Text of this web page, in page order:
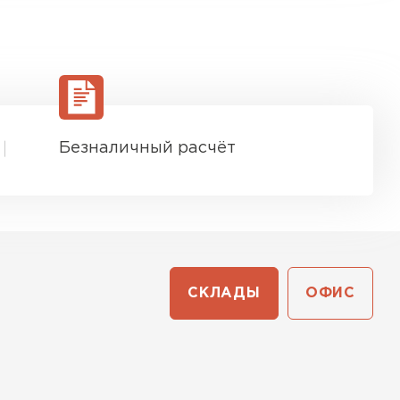
Безналичный расчёт
СКЛАДЫ ОФИС